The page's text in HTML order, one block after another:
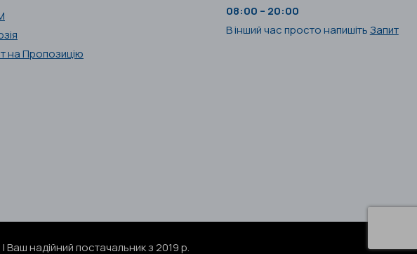
на Пропозицію
08:00 – 20:00
В інший час просто напишітьЗапит
надійний постачальник з 2019 р.